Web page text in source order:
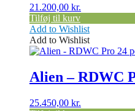
21.200,00 kr.
Tilføj til kurv
Add to Wishlist
Add to Wishlist
Alien – RDWC
25.450,00 kr.